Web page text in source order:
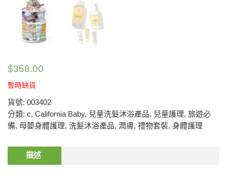
$358.00
暫時缺貨
貨號: 003402
分類: c, California Baby, 兒童洗髮沐浴產品, 兒童護理, 旅遊必
備, 母嬰身體護理, 洗髮沐浴產品, 潤膚, 禮物套裝, 身體護理
描述